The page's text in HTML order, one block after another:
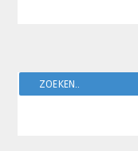
ZOEKEN..